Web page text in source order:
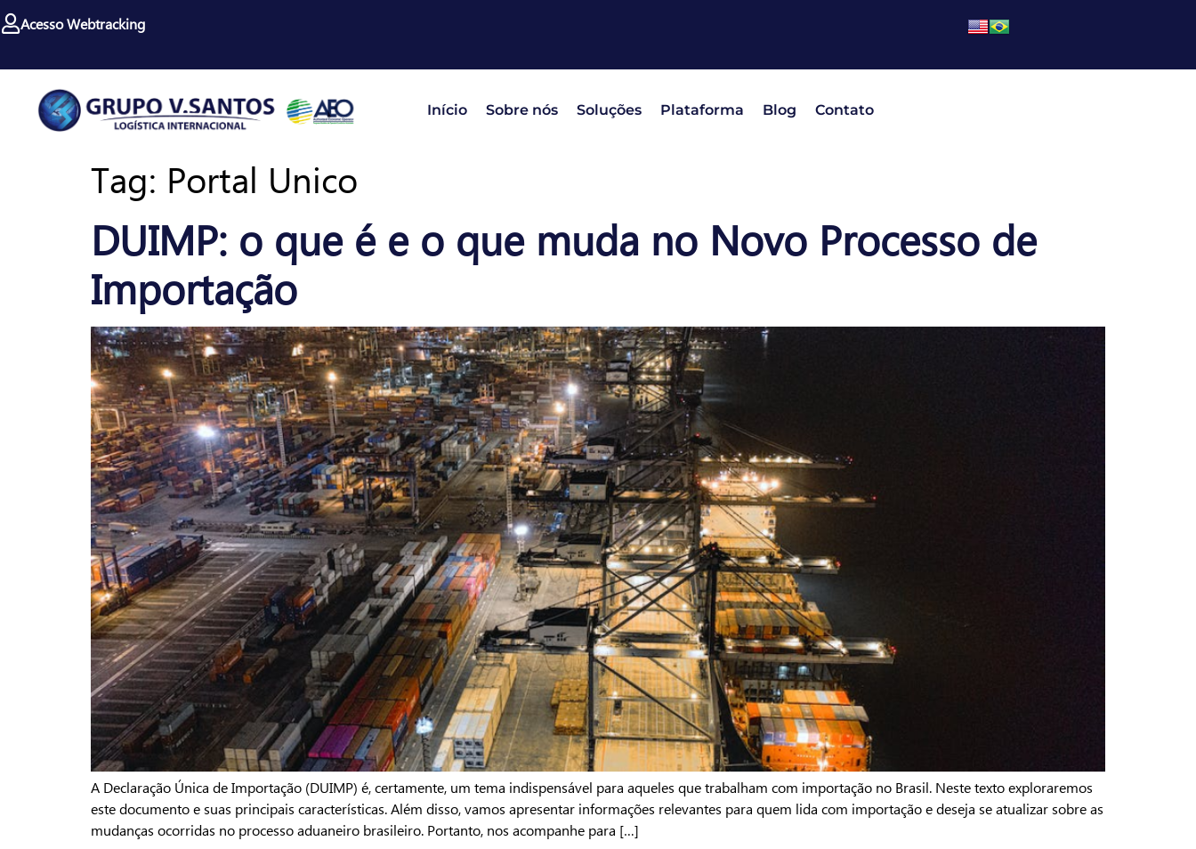
Acesso Webtracking
Início Sobre nós Soluções Plataforma Blog Contato
Tag: Portal Unico
DUIMP: o que é e o que muda no Novo Processo de
Importação
A Declaração Única de Importação (DUIMP) é, certamente, um tema indispensável para aqueles que trabalham com importação no Brasil. Neste texto exploraremos
este documento e suas principais características. Além disso, vamos apresentar informações relevantes para quem lida com importação e deseja se atualizar sobre as
mudanças ocorridas no processo aduaneiro brasileiro. Portanto, nos acompanhe para […]